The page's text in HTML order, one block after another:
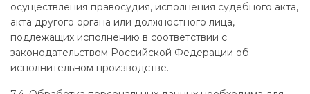
осуществления правосудия, исполнения судебного акта,
акта другого органа или должностного лица,
подлежащих исполнению в соответствии с
законодательством Российской Федерации об
исполнительном производстве.